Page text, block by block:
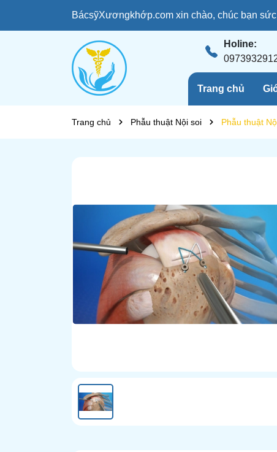
BácsỹXươngkhớp.com xin chào, chúc bạn
Holine:
Trang chủ
Trang chủ Phẫu thuật Nội soi Phẫu thuật